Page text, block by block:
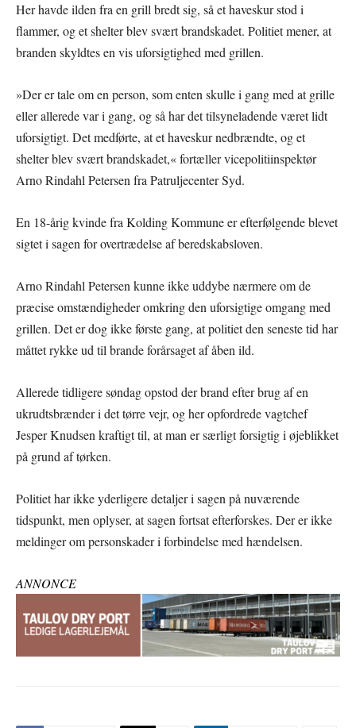
Her havde ilden fra en grill bredt sig, så et haveskur stod i
flammer, og et shelter blev svært brandskadet. Politiet mener, at
branden skyldtes en vis uforsigtighed med grillen.
»Der er tale om en person, som enten skulle i gang med at grille
eller allerede var i gang, og så har det tilsyneladende været lidt
uforsigtigt. Det medførte, at et haveskur nedbrændte, og et
shelter blev svært brandskadet,« fortæller vicepolitiinspektør
Arno Rindahl Petersen fra Patruljecenter Syd.
En 18-årig kvinde fra Kolding Kommune er efterfølgende blevet
sigtet i sagen for overtrædelse af beredskabsloven.
Arno Rindahl Petersen kunne ikke uddybe nærmere om de
præcise omstændigheder omkring den uforsigtige omgang med
grillen. Det er dog ikke første gang, at politiet den seneste tid har
måttet rykke ud til brande forårsaget af åben ild.
Allerede tidligere søndag opstod der brand efter brug af en
ukrudtsbrænder i det tørre vejr, og her opfordrede vagtchef
Jesper Knudsen kraftigt til, at man er særligt forsigtig i øjeblikket
på grund af tørken.
Politiet har ikke yderligere detaljer i sagen på nuværende
tidspunkt, men oplyser, at sagen fortsat efterforskes. Der er ikke
meldinger om personskader i forbindelse med hændelsen.
ANNONCE